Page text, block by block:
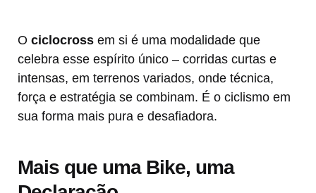
O ciclocross em si é uma modalidade que
celebra esse espírito único – corridas curtas e
intensas, em terrenos variados, onde técnica,
força e estratégia se combinam. É o ciclismo em
sua forma mais pura e desafiadora.
Mais que uma Bike, uma